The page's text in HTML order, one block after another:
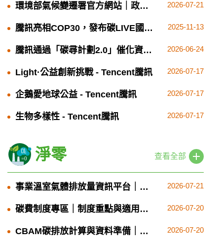
環境部氣候變遷署官方網站｜政策
2026-07-21
騰訊亮相COP30，發布碳LIVE國際
據透明化與全球協作
2025-11-13
騰訊通過「碳尋計劃2.0」催化資金
氣候目標落實
2026-06-24
Light·公益創新挑戰 - Tencent騰訊 2026-07-17
企鵝愛地球公益 - Tencent騰訊 2026-07-17
生物多樣性 - Tencent騰訊 2026-07-17
淨零 查看全部
事業溫室氣體排放量資訊平台｜平
2026-07-21
碳費制度專區｜制度重點與適用對
2026-07-20
CBAM碳排放計算與資料準備｜計
2026-07-20